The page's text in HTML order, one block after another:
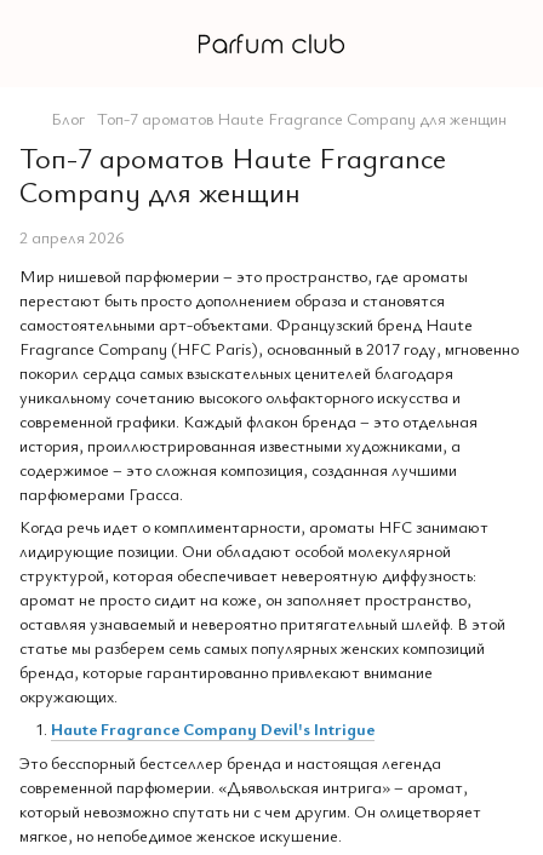
Блог Топ-7 ароматов Haute Fragrance Company для женщин
Топ-7 ароматов Haute Fragrance
Company для женщин
2 апреля 2026
Мир нишевой парфюмерии – это пространство, где ароматы
перестают быть просто дополнением образа и становятся
самостоятельными арт-объектами. Французский бренд Haute
Fragrance Company (HFC Paris), основанный в 2017 году, мгновенно
покорил сердца самых взыскательных ценителей благодаря
уникальному сочетанию высокого ольфакторного искусства и
современной графики. Каждый флакон бренда – это отдельная
история, проиллюстрированная известными художниками, а
содержимое – это сложная композиция, созданная лучшими
парфюмерами Грасса.
Когда речь идет о комплиментарности, ароматы HFC занимают
лидирующие позиции. Они обладают особой молекулярной
структурой, которая обеспечивает невероятную диффузность:
аромат не просто сидит на коже, он заполняет пространство,
оставляя узнаваемый и невероятно притягательный шлейф. В этой
статье мы разберем семь самых популярных женских композиций
бренда, которые гарантированно привлекают внимание
окружающих.
Haute Fragrance Company Devil's Intrigue
Это бесспорный бестселлер бренда и настоящая легенда
современной парфюмерии. «Дьявольская интрига» – аромат,
который невозможно спутать ни с чем другим. Он олицетворяет
мягкое, но непобедимое женское искушение.